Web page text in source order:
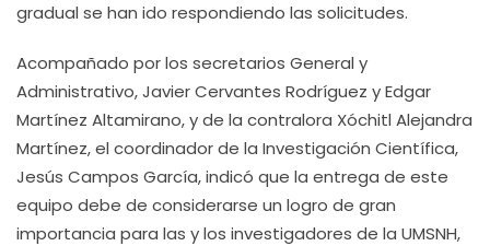
gradual se han ido respondiendo las solicitudes.
Acompañado por los secretarios General y
Administrativo, Javier Cervantes Rodríguez y Edgar
Martínez Altamirano, y de la contralora Xóchitl Alejandra
Martínez, el coordinador de la Investigación Científica,
Jesús Campos García, indicó que la entrega de este
equipo debe de considerarse un logro de gran
importancia para las y los investigadores de la UMSNH,